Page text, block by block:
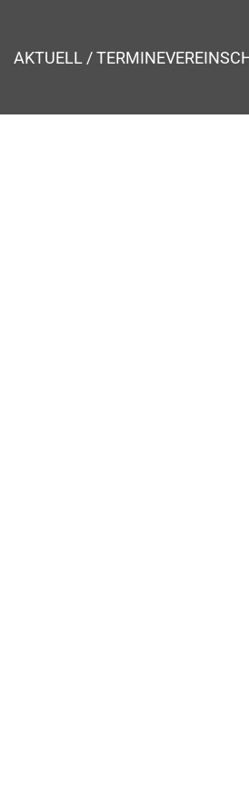
AKTUELL / TERMINEVEREIN